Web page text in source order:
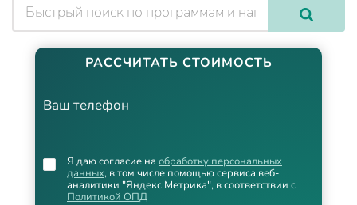
РАССЧИТАТЬ СТОИМОСТЬ
Ваш телефон
Я даю согласие на обработку персональных
данных, в том числе помощью сервиса веб-
аналитики "Яндекс.Метрика", в соответствии с
Политикой ОПД